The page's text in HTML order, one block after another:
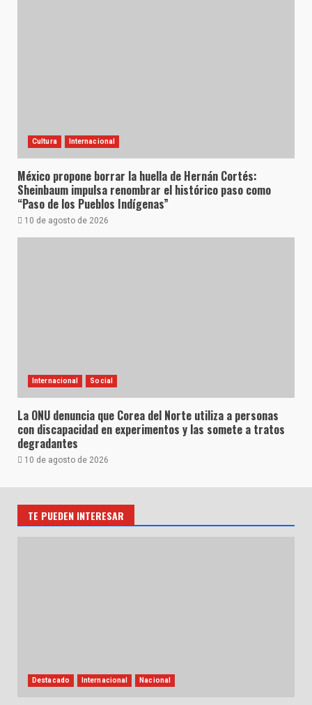
Cultura Internacional
México propone borrar la huella de Hernán Cortés:
Sheinbaum impulsa renombrar el histórico paso como
“Paso de los Pueblos Indígenas”
10 de agosto de 2026
Internacional Social
La ONU denuncia que Corea del Norte utiliza a personas
con discapacidad en experimentos y las somete a tratos
degradantes
10 de agosto de 2026
TE PUEDEN INTERESAR
Destacado Internacional Nacional